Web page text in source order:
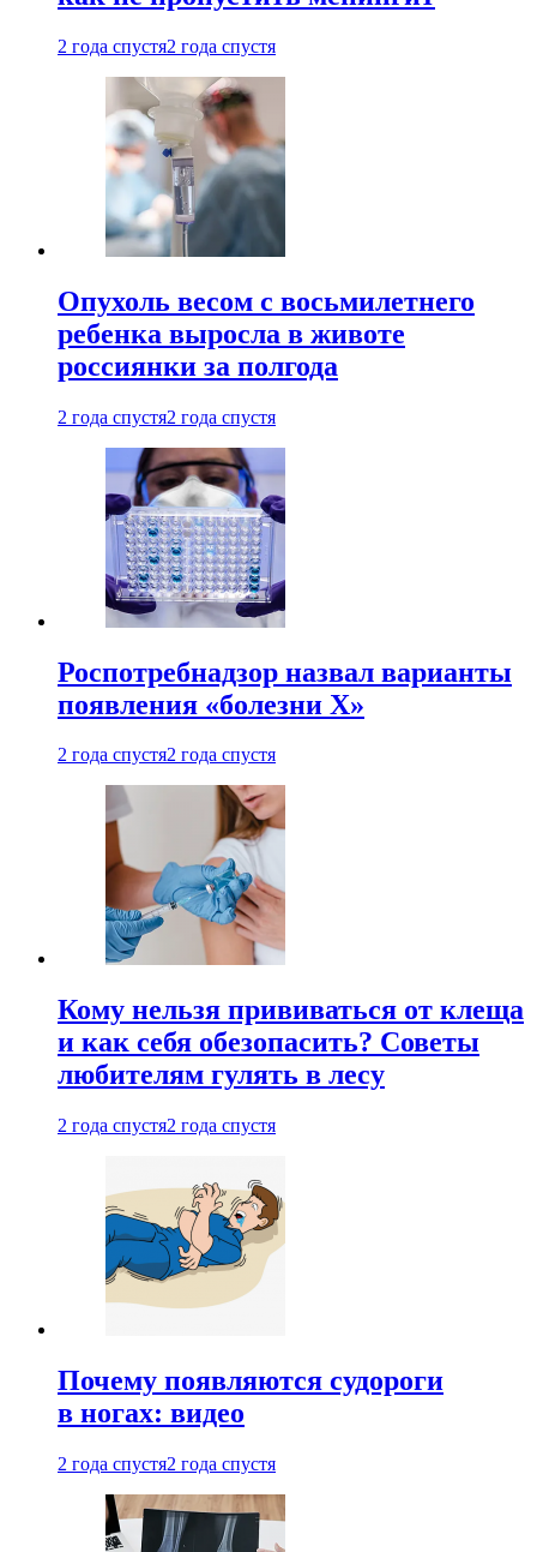
2 года спустя2 года спустя
Опухоль весом с восьмилетнего
ребенка выросла в животе
россиянки за полгода
2 года спустя2 года спустя
Роспотребнадзор назвал варианты
появления «болезни Х»
2 года спустя2 года спустя
Кому нельзя прививаться от клеща
и как себя обезопасить? Советы
любителям гулять в лесу
2 года спустя2 года спустя
Почему появляются судороги
в ногах: видео
2 года спустя2 года спустя